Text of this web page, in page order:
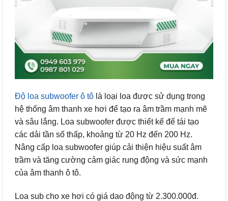
Độ loa subwoofer ô tô là loại loa được sử dụng trong
hệ thống âm thanh xe hơi để tạo ra âm trầm mạnh mẽ
và sâu lắng. Loa subwoofer được thiết kế để tái tạo
các dải tần số thấp, khoảng từ 20 Hz đến 200 Hz.
Nâng cấp loa subwoofer giúp cải thiện hiệu suất âm
trầm và tăng cường cảm giác rung động và sức mạnh
của âm thanh ô tô.
Loa sub cho xe hơi có giá dao động từ 2.300.000đ.